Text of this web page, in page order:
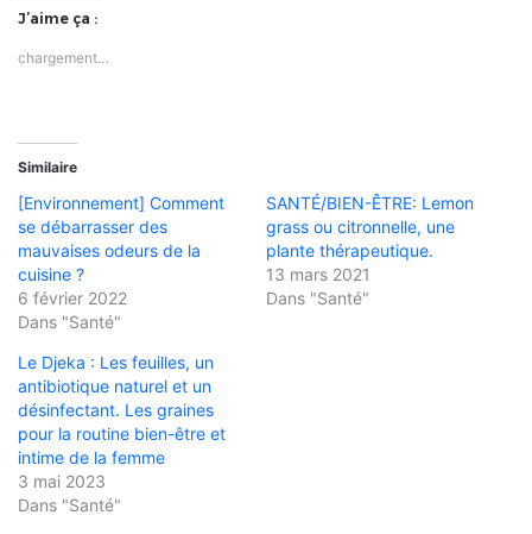
J’aime ça :
chargement…
Similaire
[Environnement] Comment
se débarrasser des
mauvaises odeurs de la
cuisine ?
6 février 2022
Dans "Santé"
SANTÉ/BIEN-ÊTRE: Lemon
grass ou citronnelle, une
plante thérapeutique.
13 mars 2021
Dans "Santé"
Le Djeka : Les feuilles, un
antibiotique naturel et un
désinfectant. Les graines
pour la routine bien-être et
intime de la femme
3 mai 2023
Dans "Santé"